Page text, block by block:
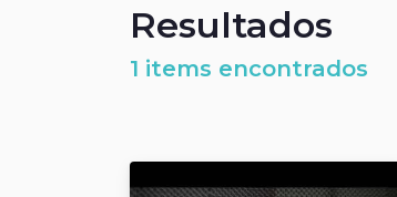
Resultados
1 items encontrados